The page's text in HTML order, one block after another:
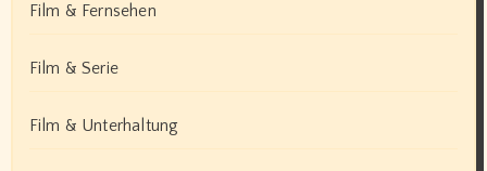
Film & Fernsehen
Film & Serie
Film & Unterhaltung